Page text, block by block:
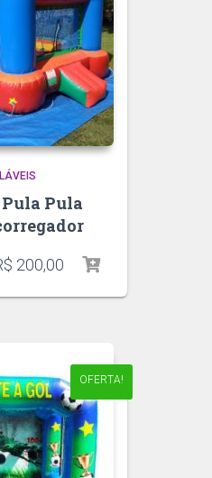
Pula
200,00
OFERTA!